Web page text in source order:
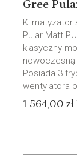
Gree
Klimatyzator
Pular Matt
klasyczny
Posiada 3
wentylatora
1 564,00 zł